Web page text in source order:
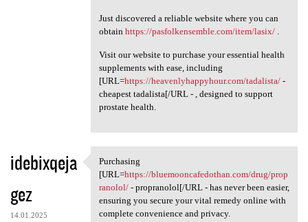
Just discovered a reliable website where you can
obtain https://pasfolkensemble.com/item/lasix/.
Visit our website to purchase your essential health
supplements with ease, including
[URL=https://heavenlyhappyhour.com/tadalista/-
cheapest tadalista[/URL - , designed to support
prostate health.
idebixqeja
gez
14.01.2025
Purchasing [URL=https:/
Purchasing
[URL=https://bluemooncafedothan.com/drug/prop
ranolol/- propranolol[/URL - has never been easier,
ensuring you secure your vital remedy online with
complete convenience and privacy.